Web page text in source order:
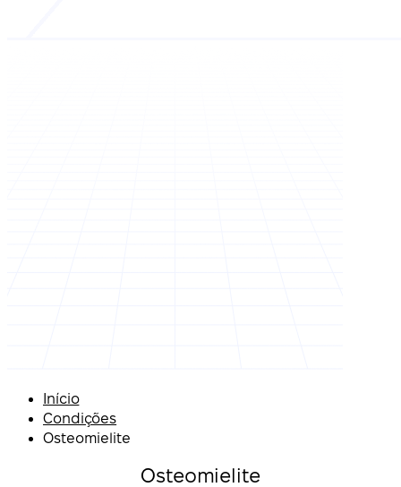
Início
Condições
Osteomielite
Osteomielite